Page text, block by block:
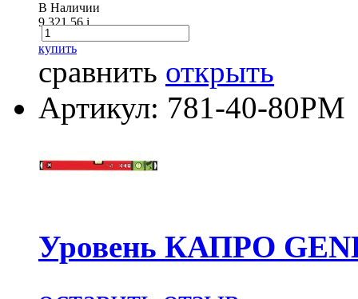
В Наличии
9 321.56i
купить
сравнить открыть
Артикул: 781-40-80РМ
Уровень КАПРО